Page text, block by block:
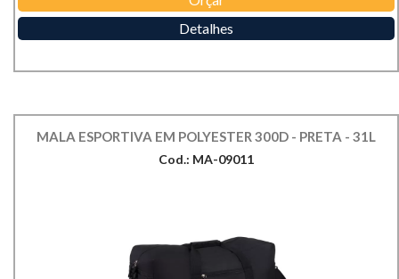
Detalhes
MALA ESPORTIVA EM POLYESTER 300D - PRETA - 31L
Cod.: MA-09011